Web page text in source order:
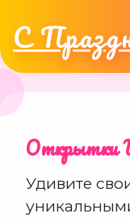
С
Открытки
Удивите